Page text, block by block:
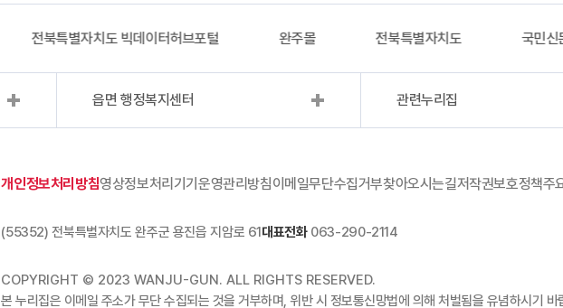
전북특별자치도 빅데이터허브포털 완주몰 전북특별자치도 국민신
읍면 행정복지센터 관련누리집
개인정보처리방침영상정보처리기기운영관리방침이메일무단수집거부찾아오시는길저작권보호정책주
(55352) 전북특별자치도 완주군 용진읍 지암로 61대표전화063-290-2114
COPYRIGHT © 2023 WANJU-GUN. ALL RIGHTS RESERVED.
본 누리집은 이메일 주소가 무단 수집되는 것을 거부하며, 위반 시 정보통신망법에 의해 처벌됨을 유념하시기 바